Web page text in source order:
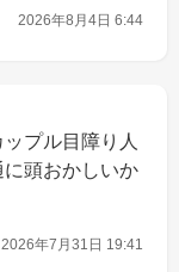
2026年8月4日 6:44
プル目障り人
頭おかしいか
2026年7月31日 19:41